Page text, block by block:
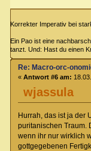
Korrekter Imperativ bei
Ein Pao ist eine
tanzt. Und: Hast du einen
wjassula
Re: Macro-orc-
« Antwort #6 am:
Hurrah, das ist ja der
puritanischen Traum.
wenn ihr nur wirklich
gottgegebenen